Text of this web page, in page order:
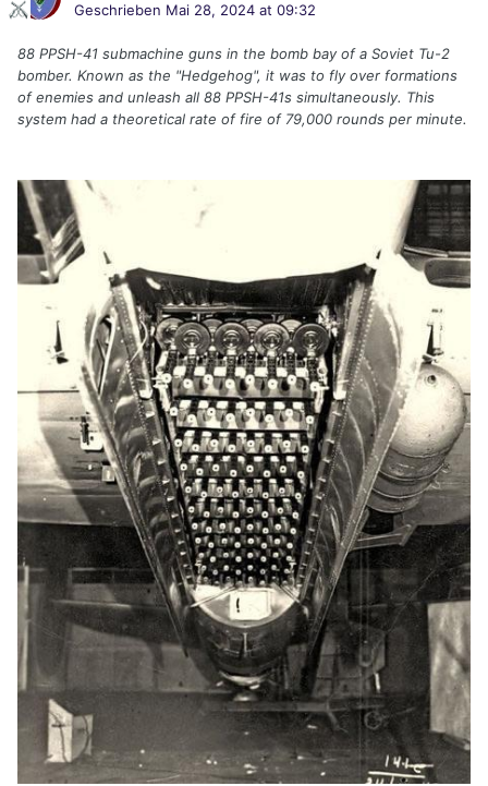
Geschrieben Mai 28, 2024 at 09:32
88 PPSH-41 submachine guns in the bomb bay of a Soviet Tu-2
bomber. Known as the "Hedgehog", it was to fly over formations
of enemies and unleash all 88 PPSH-41s simultaneously. This
system had a theoretical rate of fire of 79,000 rounds per minute.